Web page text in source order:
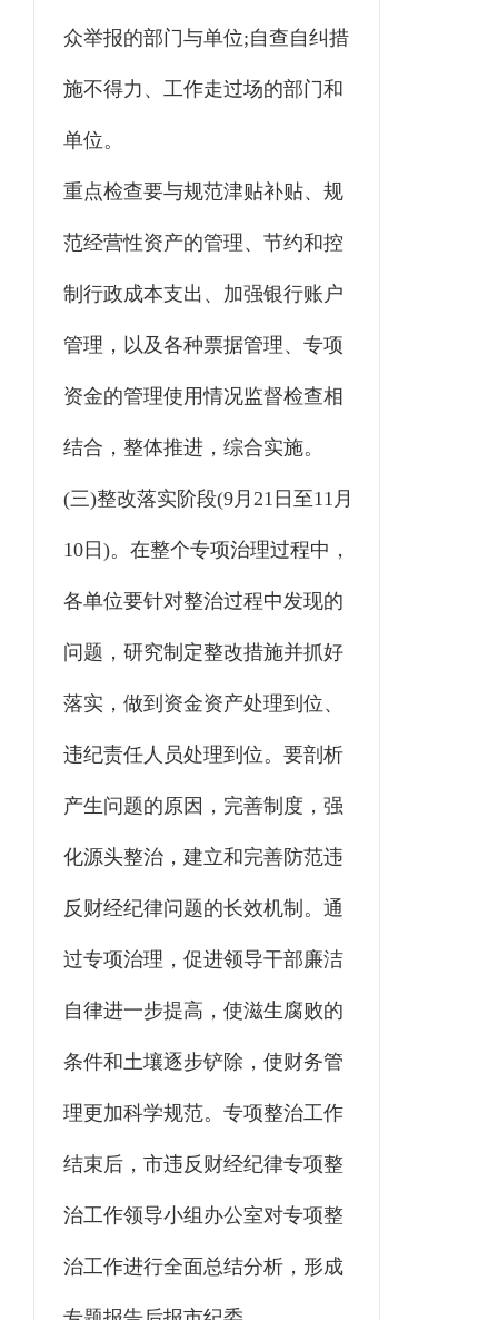
众举报的部门与单位;自查自纠措
施不得力、工作走过场的部门和
单位。
重点检查要与规范津贴补贴、规
范经营性资产的管理、节约和控
制行政成本支出、加强银行账户
管理，以及各种票据管理、专项
资金的管理使用情况监督检查相
结合，整体推进，综合实施。
(三)整改落实阶段(9月21日至11月
10日)。在整个专项治理过程中，
各单位要针对整治过程中发现的
问题，研究制定整改措施并抓好
落实，做到资金资产处理到位、
违纪责任人员处理到位。要剖析
产生问题的原因，完善制度，强
化源头整治，建立和完善防范违
反财经纪律问题的长效机制。通
过专项治理，促进领导干部廉洁
自律进一步提高，使滋生腐败的
条件和土壤逐步铲除，使财务管
理更加科学规范。专项整治工作
结束后，市违反财经纪律专项整
治工作领导小组办公室对专项整
治工作进行全面总结分析，形成